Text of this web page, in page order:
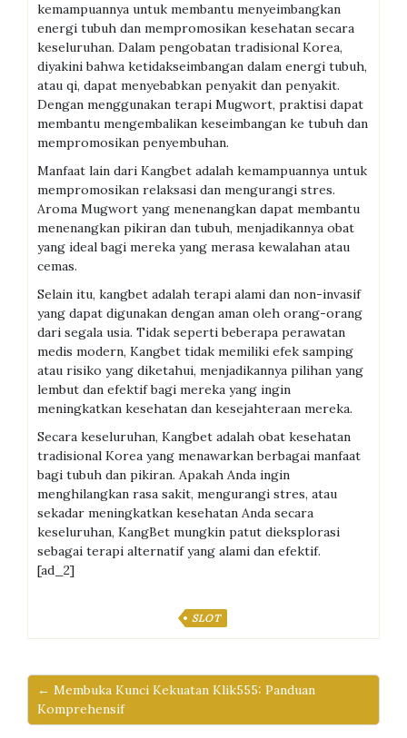
kemampuannya untuk membantu menyeimbangkan
energi tubuh dan mempromosikan kesehatan secara
keseluruhan. Dalam pengobatan tradisional Korea,
diyakini bahwa ketidakseimbangan dalam energi tubuh,
atau qi, dapat menyebabkan penyakit dan penyakit.
Dengan menggunakan terapi Mugwort, praktisi dapat
membantu mengembalikan keseimbangan ke tubuh dan
mempromosikan penyembuhan.
Manfaat lain dari Kangbet adalah kemampuannya untuk
mempromosikan relaksasi dan mengurangi stres.
Aroma Mugwort yang menenangkan dapat membantu
menenangkan pikiran dan tubuh, menjadikannya obat
yang ideal bagi mereka yang merasa kewalahan atau
cemas.
Selain itu, kangbet adalah terapi alami dan non-invasif
yang dapat digunakan dengan aman oleh orang-orang
dari segala usia. Tidak seperti beberapa perawatan
medis modern, Kangbet tidak memiliki efek samping
atau risiko yang diketahui, menjadikannya pilihan yang
lembut dan efektif bagi mereka yang ingin
meningkatkan kesehatan dan kesejahteraan mereka.
Secara keseluruhan, Kangbet adalah obat kesehatan
tradisional Korea yang menawarkan berbagai manfaat
bagi tubuh dan pikiran. Apakah Anda ingin
menghilangkan rasa sakit, mengurangi stres, atau
sekadar meningkatkan kesehatan Anda secara
keseluruhan, KangBet mungkin patut dieksplorasi
sebagai terapi alternatif yang alami dan efektif.
[ad_2]
SLOT
← Membuka Kunci Kekuatan Klik555: Panduan
Komprehensif